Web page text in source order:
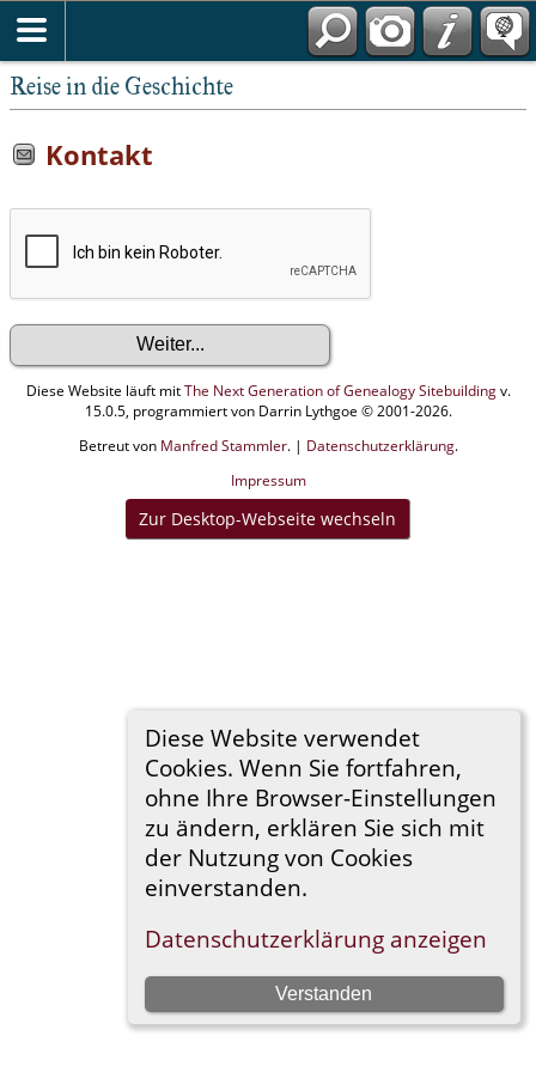
Reise in die Geschichte
Diese Website verwendet
Cookies. Wenn Sie fortfahren,
ohne Ihre Browser-Einstellungen
zu ändern, erklären Sie sich mit
der Nutzung von Cookies
einverstanden.
Datenschutzerklärung anzeigen
Verstanden
Kontakt
Diese Website läuft mitThe Next Generation of Genealogy Sitebuildingv.
15.0.5, programmiert von Darrin Lythgoe © 2001-2026.
Betreut von Manfred Stammler. | Datenschutzerklärung.
Impressum
Zur Desktop-Webseite wechseln